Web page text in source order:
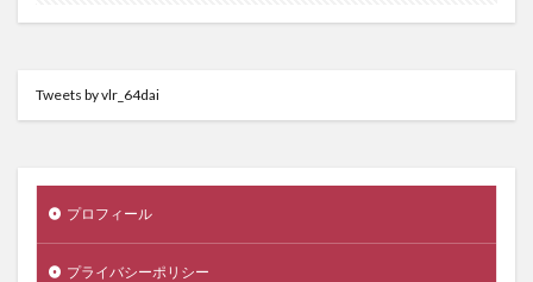
Tweets by vlr_64dai
プロフィール
プライバシーポリシー